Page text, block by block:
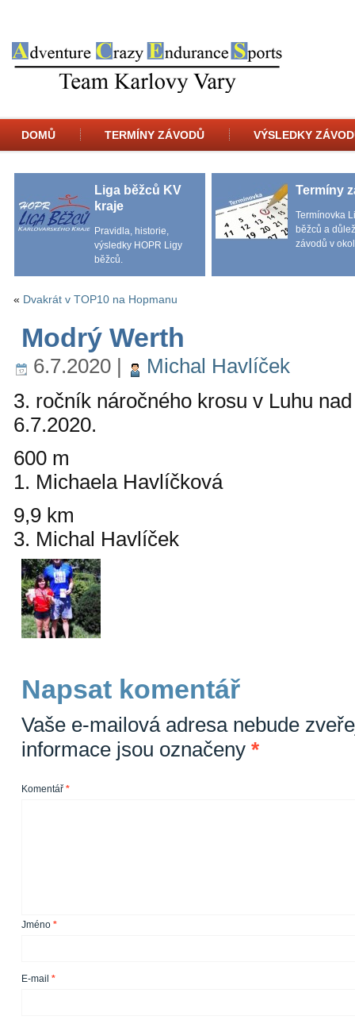
DOMŮ TERMÍNY ZÁVODŮ VÝSLEDKY
Liga běžců KV
kraje
Pravidla, historie,
výsledky HOPR Ligy
běžců.
Termíny
Termínovka
běžců a
závodů v
« Dvakrát v TOP10 na Hopmanu
Modrý Werth
6.7.2020 |
Michal Havlíček
3. ročník náročného krosu v Luhu
6.7.2020.
600 m
1. Michaela Havlíčková
9,9 km
3. Michal Havlíček
Napsat komentář
Vaše e-mailová adresa nebude
informace jsou označeny *
Komentář *
Jméno *
E-mail *